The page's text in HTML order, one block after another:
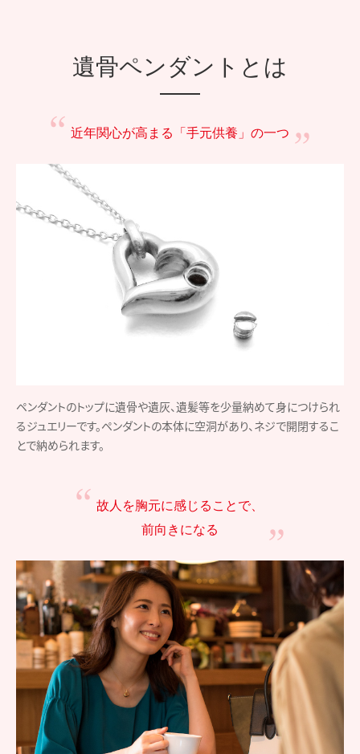
遺骨ペンダントとは
近年関心が高まる 「手元供養」の一つ
ペンダントのトップに遺骨や遺灰、遺髪等を少量納めて身につけられ
るジュエリーです。ペンダントの本体に空洞があり、ネジで開閉するこ
とで納められます。
故人を胸元に感じることで、
前向きになる